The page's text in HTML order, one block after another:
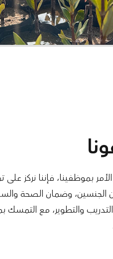
بموظفينا، فإننا نركز على
الجنسين، وضمان الصحة
والتطوير، مع التمسك